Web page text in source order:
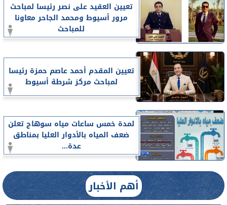
تعيين العقيد على نصر رئيسا لمباحث
مرور أسيوط ومحمد الجاحر معاونا
للمباحث
تعيين المقدم أحمد عاصم حمزة رئيسا
لمباحث مركز شرطة أسيوط
لمدة خمس ساعات مياه سوهاج تعلن
ضعف المياه بالأدوار العليا بمناطق
عدة...
أهم الأخبار